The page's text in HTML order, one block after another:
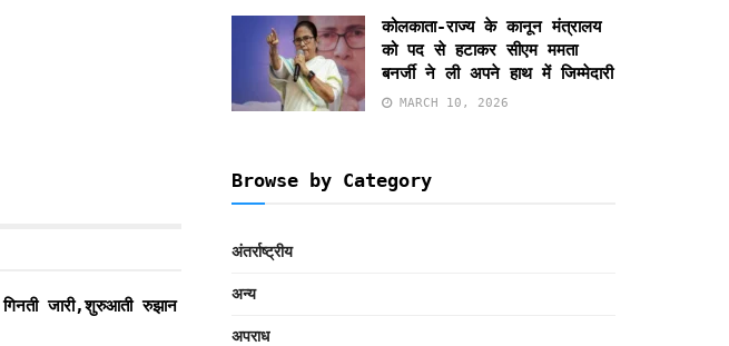
जारी,शुरुआती रुझान
कोलकाता-राज्य के कानून मंत्रालय
को पद से हटाकर सीएम ममता
बनर्जी ने ली अपने हाथ में जिम्मेदारी
MARCH 10, 2026
Browse by Category
अंतर्राष्ट्रीय
अन्य
अपराध